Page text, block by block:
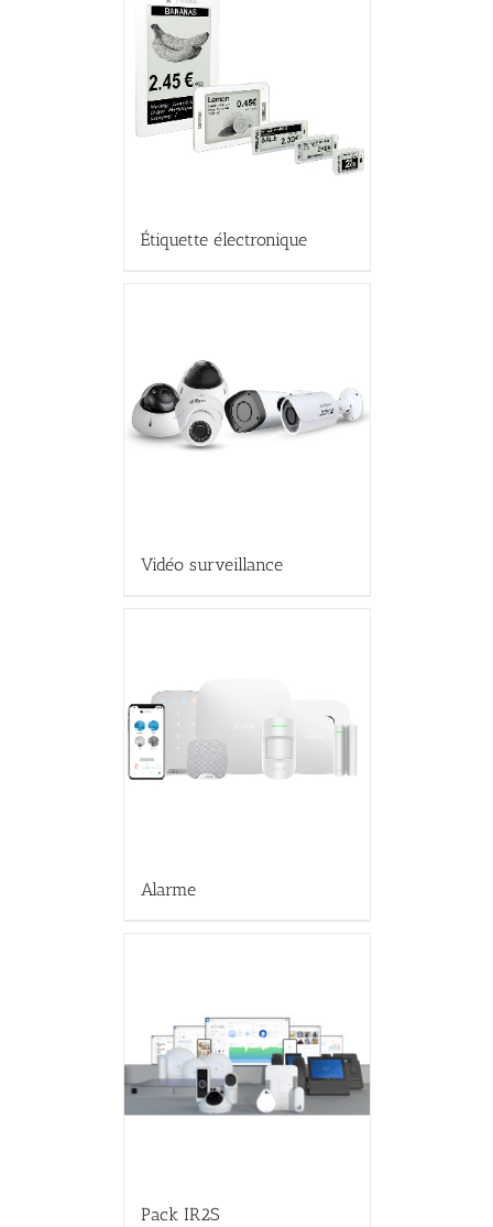
Étiquette électronique
Vidéo surveillance
Alarme
Pack IR2S